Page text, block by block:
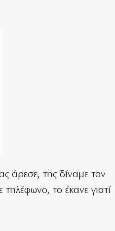
άρεσε, της δίναμε τον
το έκανε γιατί